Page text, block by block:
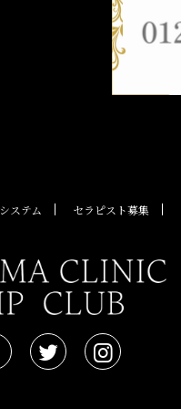
システム セラピスト募集